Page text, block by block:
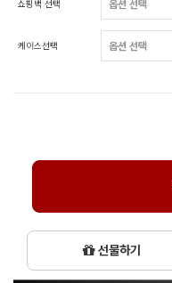
쇼핑백 선택
케이스선택
선물하기